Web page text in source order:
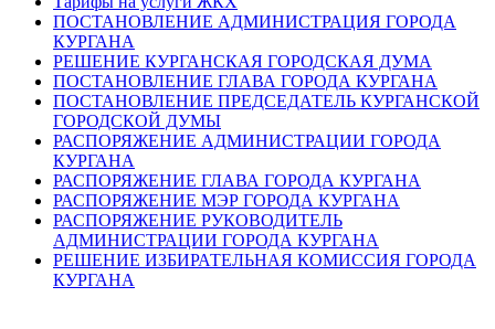
ПОСТАНОВЛЕНИЕ АДМИНИСТРАЦИЯ ГОРОДА
КУРГАНА
РЕШЕНИЕ КУРГАНСКАЯ ГОРОДСКАЯ ДУМА
ПОСТАНОВЛЕНИЕ ГЛАВА ГОРОДА КУРГАНА
ПОСТАНОВЛЕНИЕ ПРЕДСЕДАТЕЛЬ КУРГАНСКОЙ
ГОРОДСКОЙ ДУМЫ
РАСПОРЯЖЕНИЕ АДМИНИСТРАЦИИ ГОРОДА
КУРГАНА
РАСПОРЯЖЕНИЕ ГЛАВА ГОРОДА КУРГАНА
РАСПОРЯЖЕНИЕ МЭР ГОРОДА КУРГАНА
РАСПОРЯЖЕНИЕ РУКОВОДИТЕЛЬ
АДМИНИСТРАЦИИ ГОРОДА КУРГАНА
РЕШЕНИЕ ИЗБИРАТЕЛЬНАЯ КОМИССИЯ ГОРОДА
КУРГАНА